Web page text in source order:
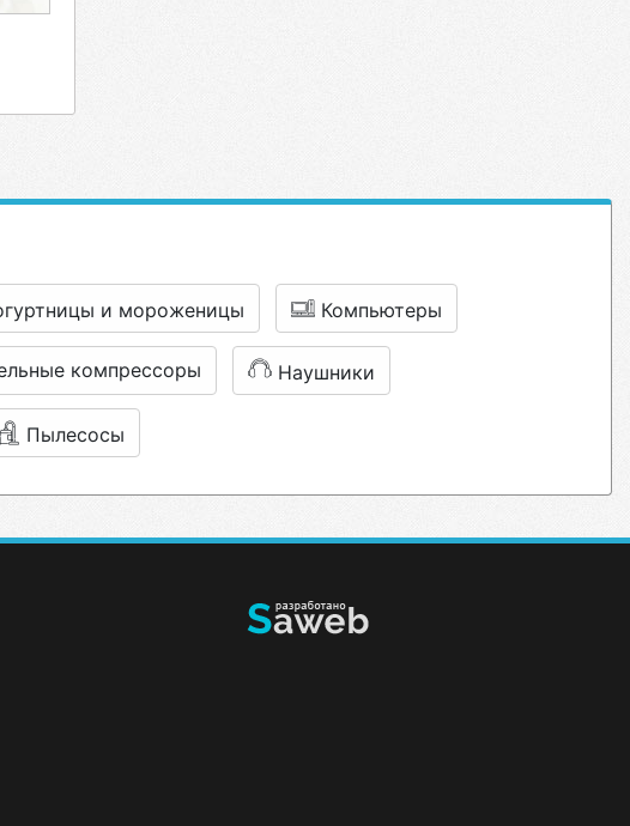
и мороженицы Компьютеры
компрессоры Наушники
Пылесосы